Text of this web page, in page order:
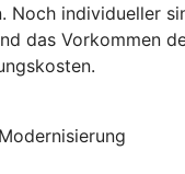
Noch individueller
das Vorkommen